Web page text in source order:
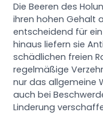
Die Beeren des
ihren hohen Gehalt
entscheidend für
hinaus liefern sie
schädlichen freien
regelmäßige
nur das allgemeine
auch bei
Linderung